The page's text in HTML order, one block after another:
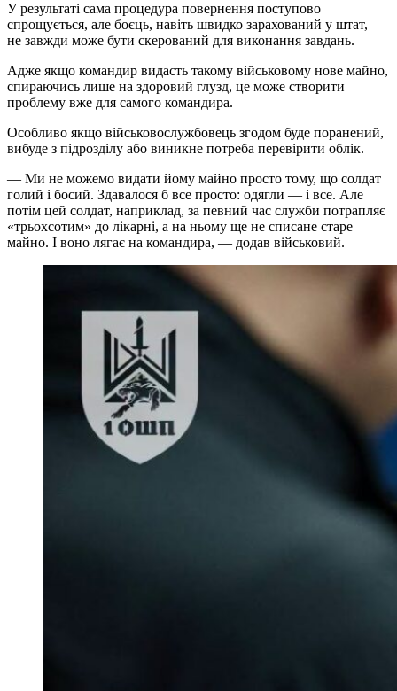
У результаті сама процедура повернення поступово
спрощується, але боєць, навіть швидко зарахований у штат,
не завжди може бути скерований для виконання завдань.
Адже якщо командир видасть такому військовому нове майно,
спираючись лише на здоровий глузд, це може створити
проблему вже для самого командира.
Особливо якщо військовослужбовець згодом буде поранений,
вибуде з підрозділу або виникне потреба перевірити облік.
— Ми не можемо видати йому майно просто тому, що солдат
голий і босий. Здавалося б все просто: одягли — і все. Але
потім цей солдат, наприклад, за певний час служби потрапляє
«трьохсотим» до лікарні, а на ньому ще не списане старе
майно. І воно лягає на командира, — додав військовий.